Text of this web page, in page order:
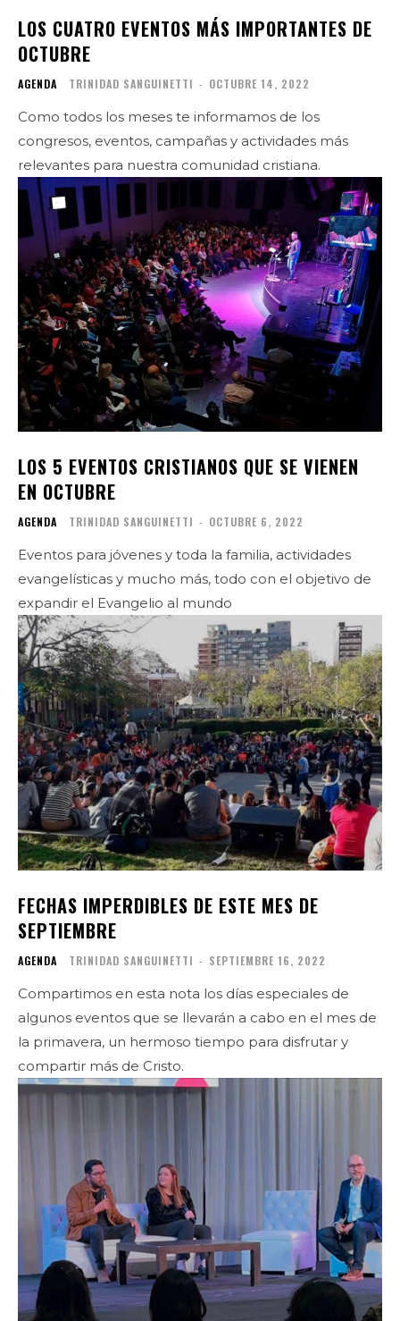
LOS CUATRO EVENTOS MÁS IMPORTANTES DE
OCTUBRE
AGENDA TRINIDAD SANGUINETTI - OCTUBRE 14, 2022
Como todos los meses te informamos de los
congresos, eventos, campañas y actividades más
relevantes para nuestra comunidad cristiana.
LOS 5 EVENTOS CRISTIANOS QUE SE VIENEN
EN OCTUBRE
AGENDA TRINIDAD SANGUINETTI - OCTUBRE 6, 2022
Eventos para jóvenes y toda la familia, actividades
evangelísticas y mucho más, todo con el objetivo de
expandir el Evangelio al mundo
FECHAS IMPERDIBLES DE ESTE MES DE
SEPTIEMBRE
AGENDA TRINIDAD SANGUINETTI - SEPTIEMBRE 16, 2022
Compartimos en esta nota los días especiales de
algunos eventos que se llevarán a cabo en el mes de
la primavera, un hermoso tiempo para disfrutar y
compartir más de Cristo.